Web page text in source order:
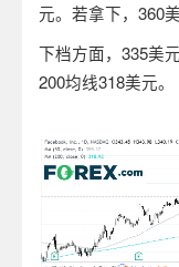
元。若拿下， 360
下档方面， 335美
200均线318美元。